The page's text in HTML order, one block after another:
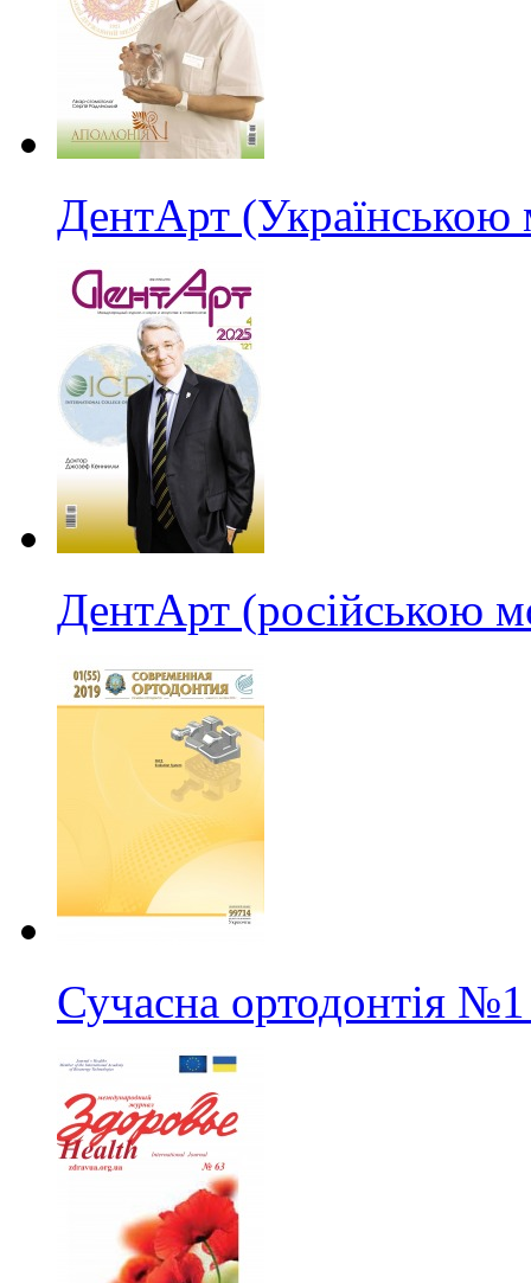
ДентАрт
ДентАрт (російською
Сучасна ортодонтія №1